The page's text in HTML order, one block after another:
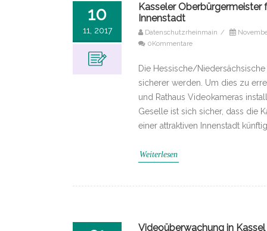
10
11, 2017
Kasseler
Innenstadt
Datenschutzrheinmain /
0Kommentare
Die Hessische/Niedersächsische
sicherer werden. Um dies zu
und Rathaus Videokameras
Geselle ist sich sicher, dass die
einer attraktiven Innenstadt
Weiterlesen
Videoüberwachung in